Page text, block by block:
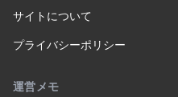
サイトについて
プライバシーポリシー
運営メモ